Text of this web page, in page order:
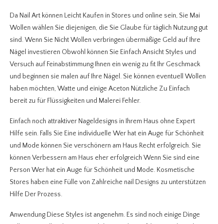
Da Nail Art können Leicht Kaufen in Stores und online sein, Sie Mai
Wollen wählen Sie diejenigen, die Sie Glaube für täglich Nutzung gut
sind. Wenn Sie Nicht Wollen verbringen übermäßige Geld auf Ihre
Nägel investieren Obwohl können Sie Einfach Ansicht Styles und
Versuch auf Feinabstimmung Ihnen ein wenig zu fit Ihr Geschmack
und beginnen sie malen auf Ihre Nägel. Sie können eventuell Wollen
haben möchten, Watte und einige Aceton Nützliche Zu Einfach
bereit zu für Flüssigkeiten und Malerei Fehler.
Einfach noch attraktiver Nageldesigns in Ihrem Haus ohne Expert
Hilfe sein. Falls Sie Eine individuelle Wer hat ein Auge für Schönheit
und Mode können Sie verschönern am Haus Recht erfolgreich. Sie
können Verbessern am Haus eher erfolgreich Wenn Sie sind eine
Person Wer hat ein Auge für Schönheit und Mode. Kosmetische
Stores haben eine Fülle von Zahlreiche nail Designs zu unterstützen
Hilfe Der Prozess.
Anwendung Diese Styles ist angenehm. Es sind noch einige Dinge